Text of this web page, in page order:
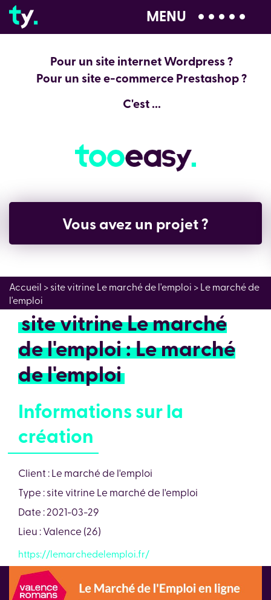
04 28 99 00 80
MENU
Pour un site internet Wordpress ?
Pour un site e-commerce Prestashop ?
C'est ...
Vous avez un projet ?
Accueil > site vitrine Le marché de l'emploi > Le marché de
l'emploi
site vitrine Le marché
de l'emploi : Le marché
de l'emploi
Informations sur la
création
Client : Le marché de l'emploi
Type : site vitrine Le marché de l'emploi
Date : 2021-03-29
Lieu : Valence (26)
https://lemarchedelemploi.fr/